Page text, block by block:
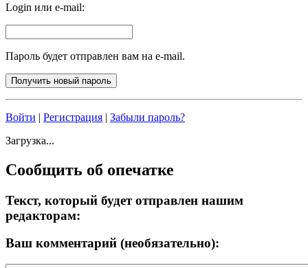
Login или e-mail:
Пароль будет отправлен вам на e-mail.
Войти | Регистрация | Забыли пароль?
Загрузка...
Сообщить об опечатке
Текст, который будет отправлен нашим
редакторам:
Ваш комментарий (необязательно):